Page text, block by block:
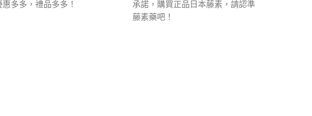
惠多多，禮品多多！
承諾，購買正品日本藤素，請認準
藤素藥吧！